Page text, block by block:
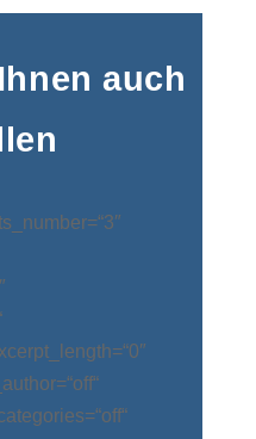
auch